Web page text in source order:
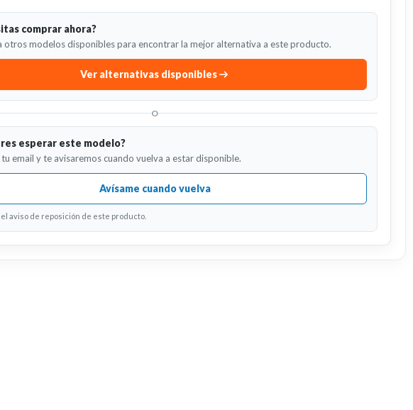
comprar ahora?
otros modelos disponibles para encontrar la mejor alternativa a este producto.
Ver alternativas disponibles
O
esperar este modelo?
email y te avisaremos cuando vuelva a estar disponible.
Avísame cuando vuelva
aviso de reposición de este producto.